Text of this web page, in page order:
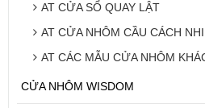
AT CỬA SỔ QUAY LẬT
AT CỬA NHÔM CẦU CÁCH
AT CÁC MẪU CỬA NHÔM
CỬA NHÔM WISDOM